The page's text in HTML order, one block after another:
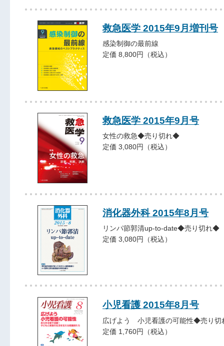
救急医学 2015年9月増刊号
感染制御の最前線
定価 8,800円（税込）
救急医学 2015年9月号
女性の救急◆売り切れ◆
定価 3,080円（税込）
消化器外科 2015年8月号
リンパ節郭清up-to-date◆売り切れ◆
定価 3,080円（税込）
小児看護 2015年8月号
広げよう 小児看護の可能性◆売り
定価 1,760円（税込）